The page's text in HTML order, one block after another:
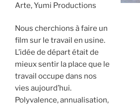
Arte, Yumi Productions
Nous cherchions à faire un
film sur le travail en usine.
L’idée de départ était de
mieux sentir la place que le
travail occupe dans nos
vies aujourd’hui.
Polyvalence, annualisation,